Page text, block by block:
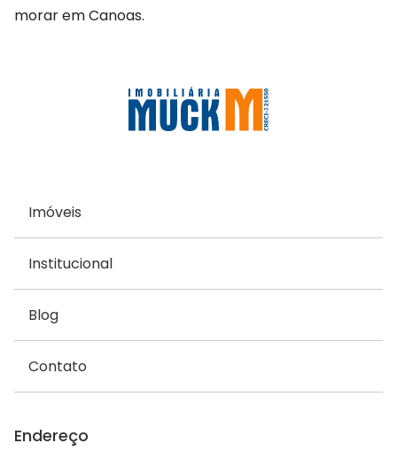
morar em Canoas.
Imóveis
Institucional
Blog
Contato
Endereço